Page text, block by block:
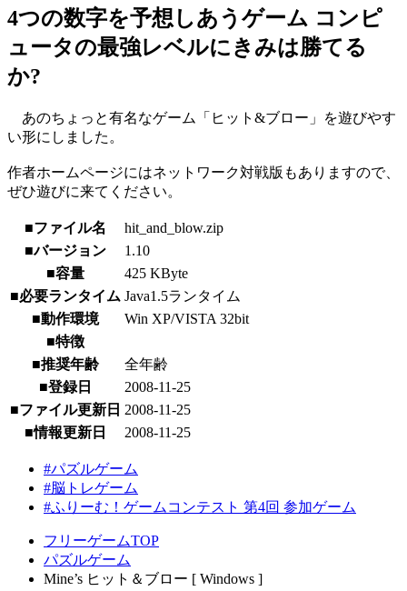
4つの数字を予想しあうゲーム コンピ
ュータの最強レベルにきみは勝てる
か?
あのちょっと有名なゲーム「ヒット&ブロー」を遊びやす
い形にしました。
作者ホームページにはネットワーク対戦版もありますので、
ぜひ遊びに来てください。
■ファイル名
hit_and_blow.zip
■バージョン
1.10
■容量
425 KByte
■必要ランタイム Java1.5ランタイム
■動作環境
Win XP/VISTA 32bit
■特徴
■推奨年齢
全年齢
■登録日
2008-11-25
■ファイル更新日 2008-11-25
■情報更新日
2008-11-25
#パズルゲーム
#脳トレゲーム
#ふりーむ！ゲームコンテスト 第4回 参加ゲーム
フリーゲームTOP
パズルゲーム
Mine’s ヒット＆ブロー [ Windows ]